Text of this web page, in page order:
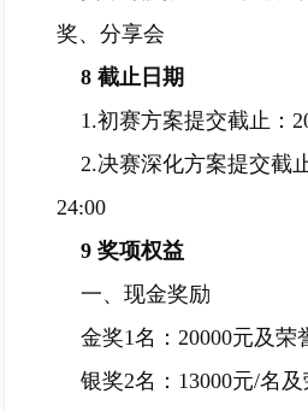
奖、分享会
8 截止日期
1.初赛方案提交截止：
2.决赛深化方案提交截
24:00
9 奖项权益
一、现金奖励
金奖1名：20000元及荣
银奖2名：13000元/名及